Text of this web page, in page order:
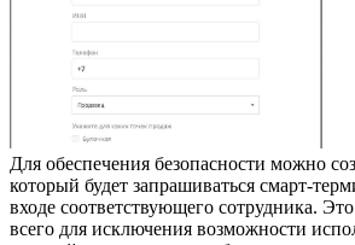
Для обеспечения безопасности можно
который будет запрашиваться смарт-
входе соответствующего сотрудника.
всего для исключения возможности